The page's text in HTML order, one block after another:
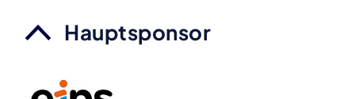
Hauptsponsor